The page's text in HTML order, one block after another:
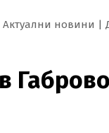
Актуални новини